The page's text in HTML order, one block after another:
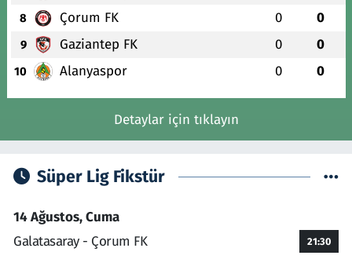
8 Çorum FK 0 0
9 Gaziantep FK 0 0
10 Alanyaspor 0 0
Detaylar için tıklayın
Süper Lig Fikstür
14 Ağustos, Cuma
Galatasaray - Çorum FK
21:30